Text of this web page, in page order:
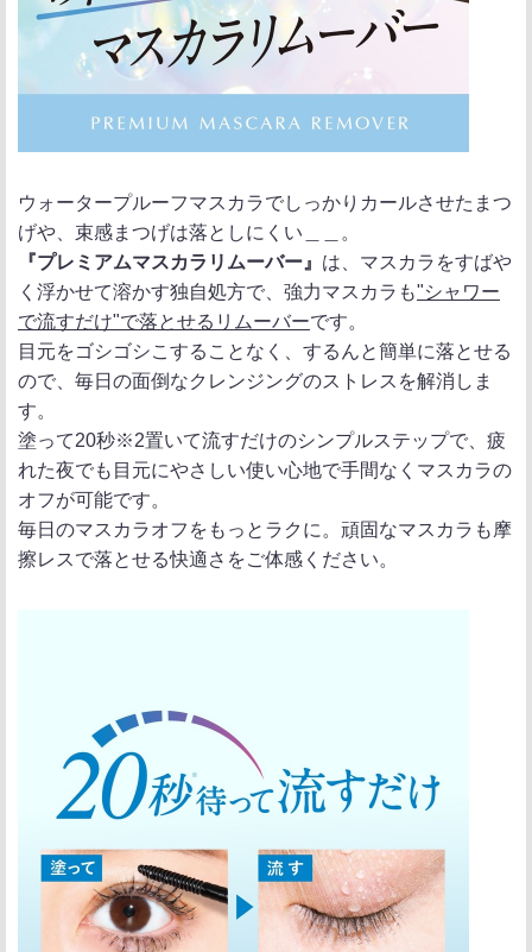
ウォータープルーフマスカラでしっかりカールさせたまつ
げや、束感まつげは落としにくい＿＿。
『プレミアムマスカラリムーバー』 は、マスカラをすばや
く浮かせて溶かす独自処方で、強力マスカラも"シャワー
で流すだけ"で落とせるリムーバーです。
目元をゴシゴシこすることなく、するんと簡単に落とせる
ので、毎日の面倒なクレンジングのストレスを解消しま
す。
塗って20秒※2置いて流すだけのシンプルステップで、疲
れた夜でも目元にやさしい使い心地で手間なくマスカラの
オフが可能です。
毎日のマスカラオフをもっとラクに。頑固なマスカラも摩
擦レスで落とせる快適さをご体感ください。